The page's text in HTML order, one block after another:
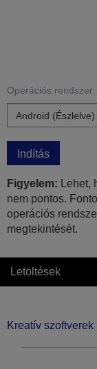
Operációs rendszer:
Indítás
Figyelem: Lehet,
nem pontos.
operációs
megtekintését.
Letöltések
Kreatív szoftverek